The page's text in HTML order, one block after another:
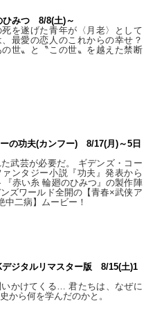
ひみつ 8/8(土)～
を遂げた青年が〈月老〉として
最愛の恋人のこれからの幸せ？
世〟と〝この世〟を越えた禁断
の功夫(カンフー) 8/17(月)～5日
武芸が必要だ。 ギデンズ・コー
ンタジー小説『功夫』発表から
赤い糸 輪廻のひみつ』の製作陣
ズワールド全開の【青春×武侠ア
中二病】ムービー！
ジタルリマスター版 8/15(土)1
いかけてくる… 君たちは、なぜに
から何を学んだのかと。